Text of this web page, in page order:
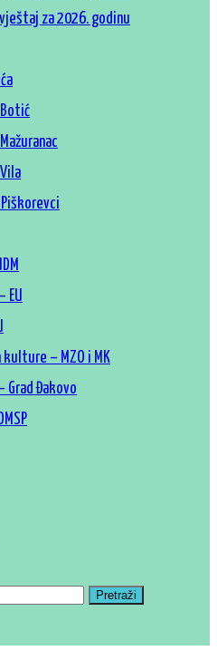
za 2026. godinu
EU
– MZO i MK
Grad Đakovo